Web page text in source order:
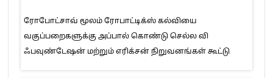
ரோபோட்சாவ் மூலம் ரோபாட்டிக்ஸ் கல்வியை
வகுப்பறைகளுக்கு அப்பால் கொண்டு செல்ல வி
ஃபவுண்டேஷன் மற்றும் எரிக்சன் நிறுவனங்கள் கூட்டு